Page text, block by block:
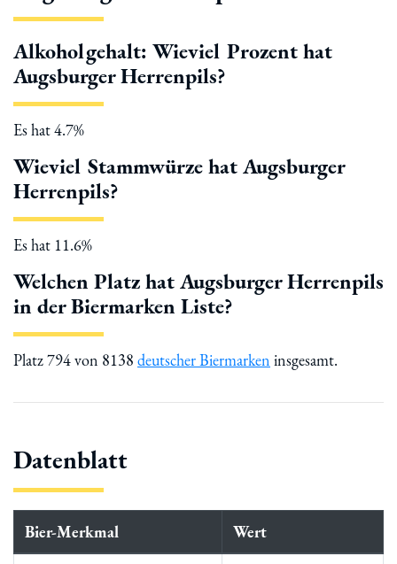
Alkoholgehalt: Wieviel Prozent hat
Augsburger Herrenpils?
Es hat 4.7%
Wieviel Stammwürze hat Augsburger
Herrenpils?
Es hat 11.6%
Welchen Platz hat Augsburger Herrenpils
in der Biermarken Liste?
Platz 794 von 8138 deutscher Biermarken insgesamt.
Datenblatt
Bier-Merkmal Wert